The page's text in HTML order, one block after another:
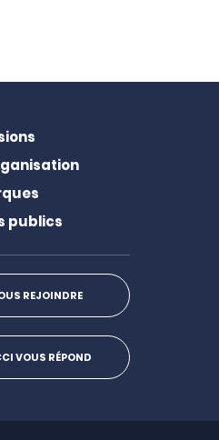
publics
REJOINDRE
VOUS RÉPOND